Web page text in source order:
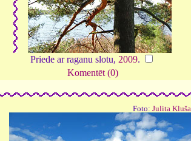
Priede ar raganu slotu, 2009.
Komentēt (0)
Foto: Julita Kluša